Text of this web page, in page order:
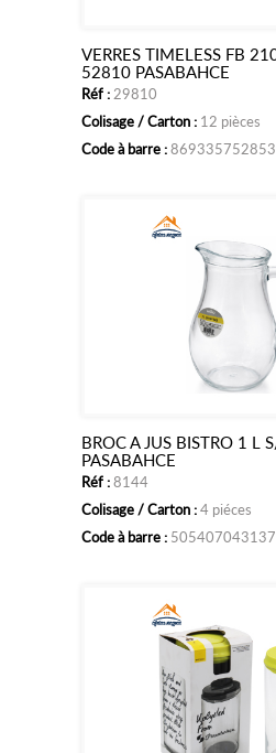
Ajouter
panier
VERRES TIMELESS FB
52810 PASABAHCE
Réf : 29810
Colisage / Carton : 12 pièces
Code à barre :
Ajouter
panier
BROC A JUS BISTRO 1 L
PASABAHCE
Réf :8144
Colisage / Carton :4 piéces
Code à barre :